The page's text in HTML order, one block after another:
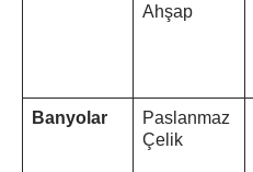
Ahşap
Banyolar
Paslanmaz
Çelik